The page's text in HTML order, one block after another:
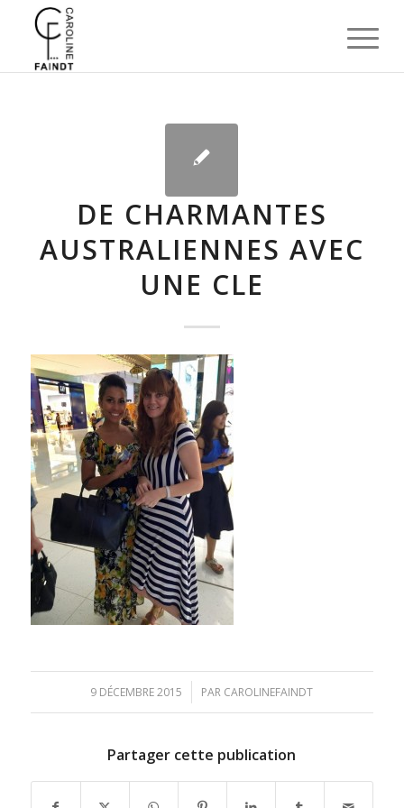
DE CHARMANTES
AUSTRALIENNES AVEC
UNE CLE
9 DÉCEMBRE 2015
/ PAR CAROLINEFAINDT
Partager cette publication